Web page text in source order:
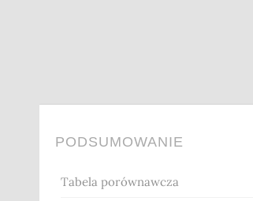
PODSUMOWANIE
Tabela porównawcza